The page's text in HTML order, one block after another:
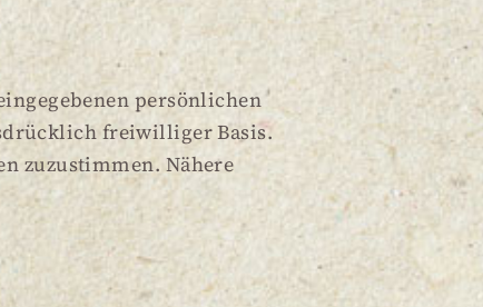
persönlichen
freiwilliger Basis.
zuzustimmen. Nähere